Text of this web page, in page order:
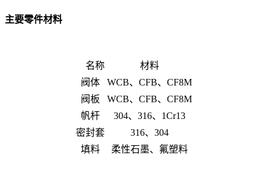
主要零件材料
名称
材料
阀体
WCB、CFB、CF8M
阀板
WCB、CFB、CF8M
帆杆
304、316、1Cr13
密封套
316、304
填料
柔性石墨、氟塑料